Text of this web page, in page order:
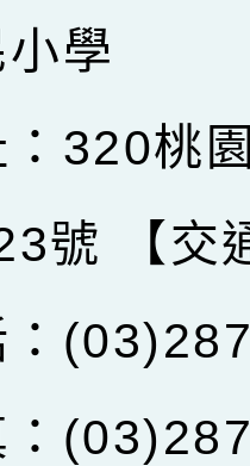
學
：320桃
號
【
：
：